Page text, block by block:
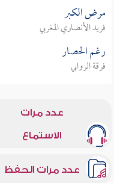
مرض الكبر
فريد الأنصاري المغربي
رغم الحصار
فرقة الروابي
عدد مرات
الاستماع
عدد مرات الحفظ